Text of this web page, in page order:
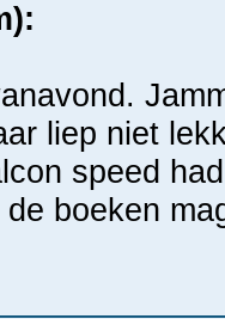
liep niet
speed
boeken